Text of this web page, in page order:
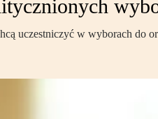
uczestniczyć w wyborach do